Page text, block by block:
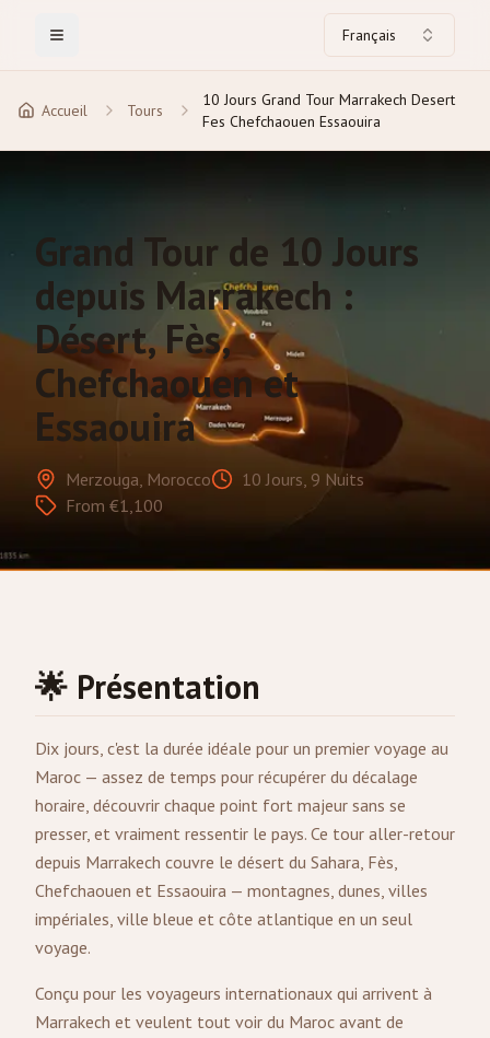
Toggle Menu Français
Accueil Tours
10 Jours Grand Tour Marrakech Desert
Fes Chefchaouen Essaouira
Grand Tour de 10 Jours
depuis Marrakech :
Désert, Fès,
Chefchaouen et
Essaouira
Merzouga, Morocco
10 Jours, 9 Nuits
From €1,100
🌟 Présentation
Dix jours, c'est la durée idéale pour un premier voyage au
Maroc — assez de temps pour récupérer du décalage
horaire, découvrir chaque point fort majeur sans se
presser, et vraiment ressentir le pays. Ce tour aller-retour
depuis Marrakech couvre le désert du Sahara, Fès,
Chefchaouen et Essaouira — montagnes, dunes, villes
impériales, ville bleue et côte atlantique en un seul
voyage.
Conçu pour les voyageurs internationaux qui arrivent à
Marrakech et veulent tout voir du Maroc avant de